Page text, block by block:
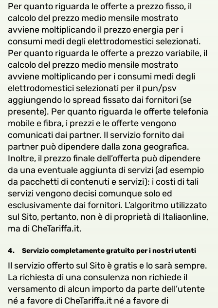
Per quanto riguarda le offerte a prezzo fisso, il
calcolo del prezzo medio mensile mostrato
avviene moltiplicando il prezzo energia per i
consumi medi degli elettrodomestici selezionati.
Per quanto riguarda le offerte a prezzo variabile, il
calcolo del prezzo medio mensile mostrato
avviene moltiplicando per i consumi medi degli
elettrodomestici selezionati per il pun/psv
aggiungendo lo spread fissato dai fornitori (se
presente). Per quanto riguarda le offerte telefonia
mobile e fibra, i prezzi e le offerte vengono
comunicati dai partner. Il servizio fornito dai
partner può dipendere dalla zona geografica.
Inoltre, il prezzo finale dell’offerta può dipendere
da una eventuale aggiunta di servizi (ad esempio
da pacchetti di contenuti e servizi): i costi di tali
servizi vengono decisi comunque solo ed
esclusivamente dai fornitori. L’algoritmo utilizzato
sul Sito, pertanto, non è di proprietà di Italiaonline,
ma di CheTariffa.it.
4. Servizio completamente gratuito per i nostri utenti
Il servizio offerto sul Sito è gratis e lo sarà sempre.
La richiesta di una consulenza non richiede il
versamento di alcun importo da parte dell’utente
né a favore di CheTariffa.it né a favore di